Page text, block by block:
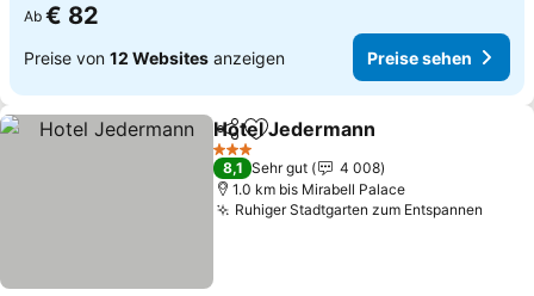
Ab € 82
Preise von 12 Websites anzeigen Preise sehen
TeilenZu Favoriten hinzufügen
Hotel Jedermann
3 Sterne
8,1 Sehr gut
4 008
1.0 km bis Mirabell Palace
Ruhiger Stadtgarten zum Entspannen